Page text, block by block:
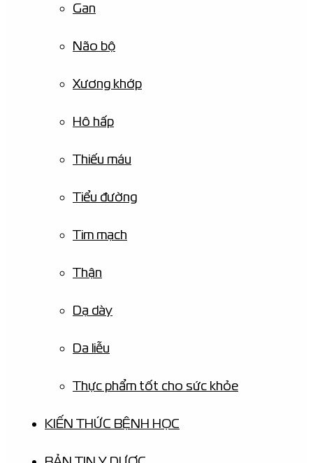
Gan
Não bộ
Xương khớp
Hô hấp
Thiếu máu
Tiểu đường
Tim mạch
Thận
Dạ dày
Da liễu
Thực phẩm tốt cho sức khỏe
KIẾN THỨC BỆNH HỌC